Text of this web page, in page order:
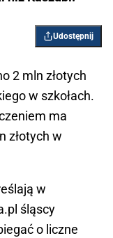
Udostępnij
2 mln złotych
w szkołach.
ma
złotych w
w
śląscy
o liczne